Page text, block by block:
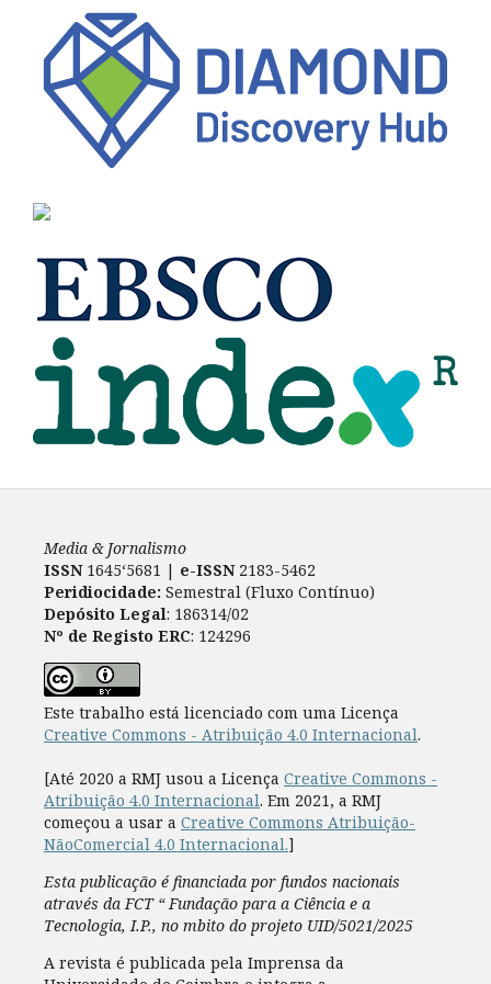
Media & Jornalismo
ISSN 1645‘5681 | e-ISSN2183-5462
Peridiocidade: Semestral (Fluxo Contínuo)
Depósito Legal: 186314/02
Nº de Registo ERC: 124296
Este trabalho está licenciado com uma Licença
Creative Commons - Atribuição 4.0 Internacional.
[Até 2020 a RMJ usou a Licença Creative Commons -
Atribuição 4.0 Internacional. Em 2021, a RMJ
começou a usar a Creative Commons Atribuição-
NãoComercial 4.0 Internacional.]
Esta publicação é financiada por fundos nacionais
através da FCT “ Fundação para a Ciência e a
Tecnologia, I.P., no mbito do projeto UID/5021/2025
A revista é publicada pela Imprensa da